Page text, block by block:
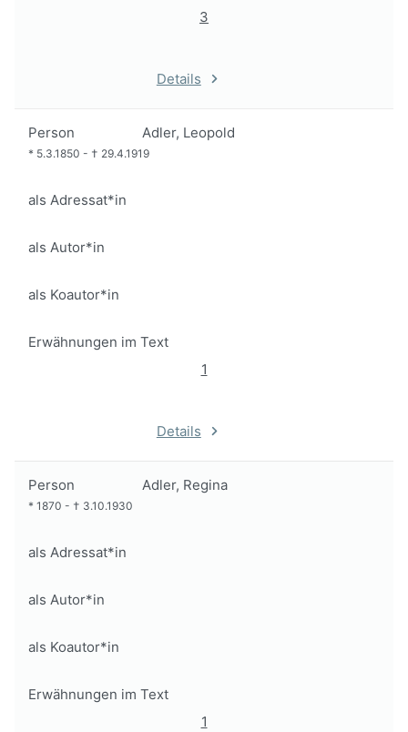
3
Details
Person Adler, Leopold
* 5.3.1850 - † 29.4.1919
als Adressat*in
als Autor*in
als Koautor*in
Erwähnungen im Text
1
Details
Person Adler, Regina
* 1870 - † 3.10.1930
als Adressat*in
als Autor*in
als Koautor*in
Erwähnungen im Text
1